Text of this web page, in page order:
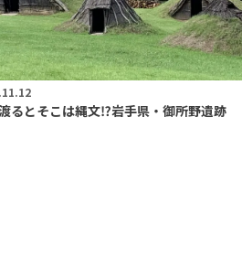
るとそこは縄文⁉︎岩手県・御所野遺跡